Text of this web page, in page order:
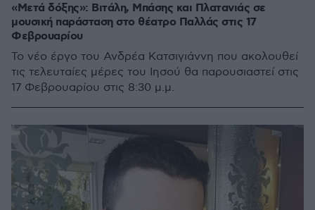
«Μετά δόξης»: Βιτάλη, Μπάσης και Πλατανιάς σε
μουσική παράσταση στο θέατρο Παλλάς στις 17
Φεβρουαρίου
Το νέο έργο του Ανδρέα Κατσιγιάννη που ακολουθεί
τις τελευταίες μέρες του Ιησού θα παρουσιαστεί στις
17 Φεβρουαρίου στις 8:30 μ.μ.